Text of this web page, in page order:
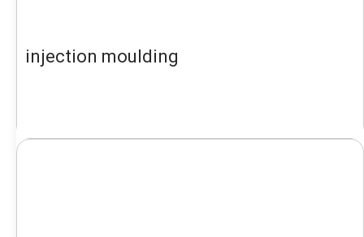
injection moulding